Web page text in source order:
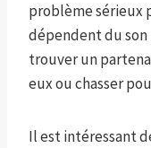
problème sérieux
dépendent du
trouver un
eux ou chasser
Il est intéressant